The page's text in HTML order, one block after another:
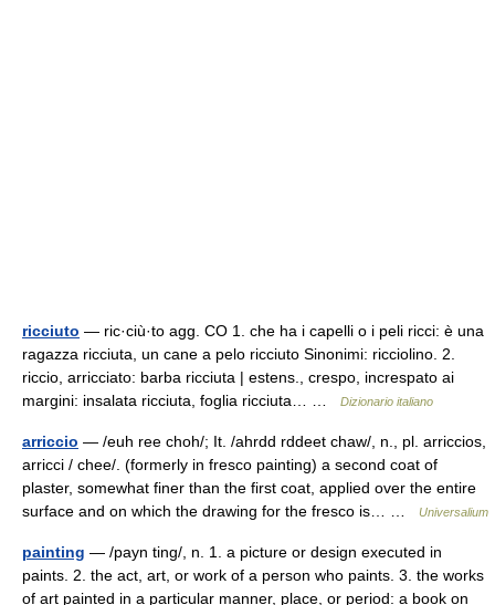
ricciuto — ric·ciù·to agg. CO 1. che ha i capelli o i peli ricci: è una
ragazza ricciuta, un cane a pelo ricciuto Sinonimi: ricciolino. 2.
riccio, arricciato: barba ricciuta | estens., crespo, increspato ai
margini: insalata ricciuta, foglia ricciuta… …
Dizionario italiano
arriccio — /euh ree choh/; It. /ahrdd rddeet chaw/, n., pl. arriccios,
arricci / chee/. (formerly in fresco painting) a second coat of
plaster, somewhat finer than the first coat, applied over the entire
surface and on which the drawing for the fresco is… …
Universalium
painting — /payn ting/, n. 1. a picture or design executed in
paints. 2. the act, art, or work of a person who paints. 3. the works
of art painted in a particular manner, place, or period: a book on